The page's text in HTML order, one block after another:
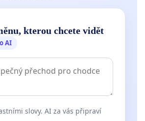
kterou chcete vidět
AI
slovy. AI za vás připraví